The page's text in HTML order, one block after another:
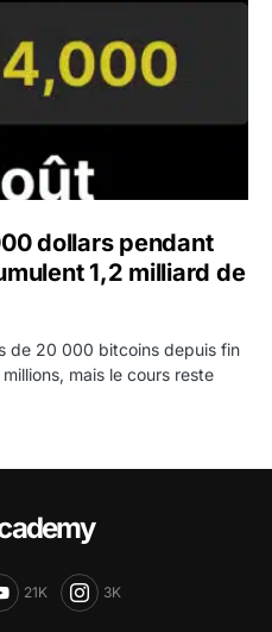
dollars pendant
1,2 milliard de
de 20 000 bitcoins depuis fin
mais le cours reste
21K 3K